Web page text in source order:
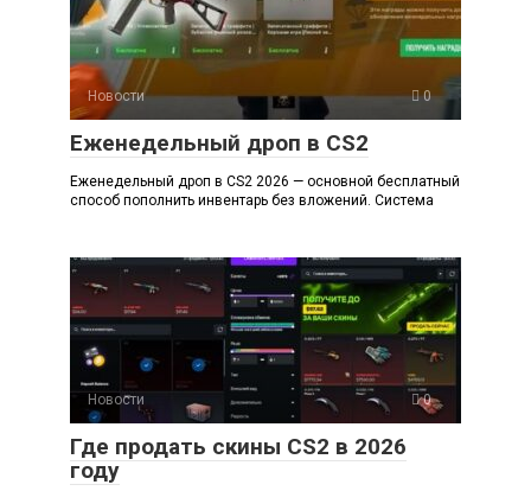
Новости 0
Еженедельный дроп в CS2
Еженедельный дроп в CS2 2026 — основной бесплатный
способ пополнить инвентарь без вложений. Система
Новости 0
Где продать скины CS2 в 2026
году